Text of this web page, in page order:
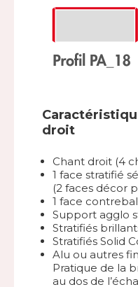
droit
Chant droit (4
1 face stratifié
(2 faces décor
1 face
Support agglo
Stratifiés
Stratifiés Solid
Alu ou autres
Pratique de la
au dos de